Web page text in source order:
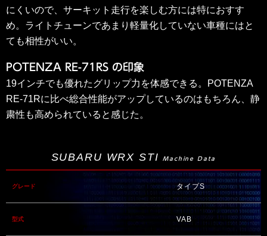
にくいので、サーキット走行を楽しむ方には特におすす
め。ライトチューンであまり軽量化していない車種にはと
ても相性がいい。
POTENZA RE-71RS の印象
19インチでも優れたグリップ力を体感できる。POTENZA
RE-71Rに比べ総合性能がアップしているのはもちろん、静
粛性も高められていると感じた。
SUBARU WRX STIMachine Data
グレード タイプS
型式 VAB